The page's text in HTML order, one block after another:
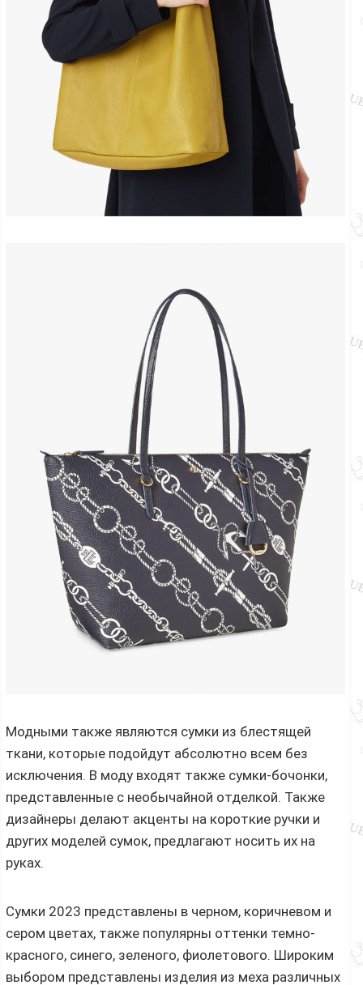
Модными также являются сумки из блестящей
ткани, которые подойдут абсолютно всем без
исключения. В моду входят также сумки-бочонки,
представленные с необычайной отделкой. Также
дизайнеры делают акценты на короткие ручки и
других моделей сумок, предлагают носить их на
руках.
Сумки 2023 представлены в черном, коричневом и
сером цветах, также популярны оттенки темно-
красного, синего, зеленого, фиолетового. Широким
выбором представлены изделия из меха различных